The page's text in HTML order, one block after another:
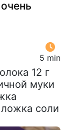
5 min
12 г
муки
соли